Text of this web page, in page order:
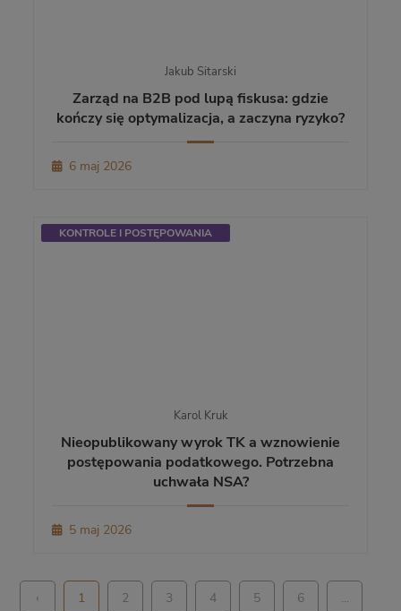
Jakub Sitarski
Zarząd na B2B pod lupą fiskusa: gdzie
kończy się optymalizacja, a zaczyna ryzyko?
6 maj 2026
KONTROLE I POSTĘPOWANIA
Karol Kruk
Nieopublikowany wyrok TK a wznowienie
postępowania podatkowego. Potrzebna
uchwała NSA?
5 maj 2026
‹ 1 2 3 4 5 6 ...